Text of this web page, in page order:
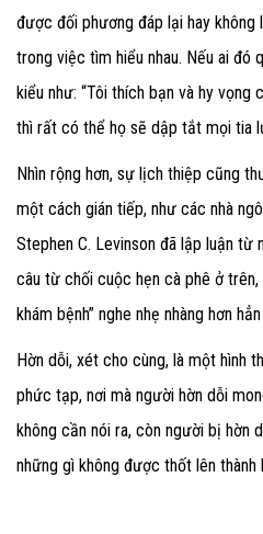
được đối phương đáp lại hay không
trong việc tìm hiểu nhau. Nếu ai đó
kiểu như: “Tôi thích bạn và hy vọng
thì rất có thể họ sẽ dập tắt mọi tia
Nhìn rộng hơn, sự lịch thiệp cũng
một cách gián tiếp, như các nhà
Stephen C. Levinson đã lập luận từ
câu từ chối cuộc hẹn cà phê ở
khám bệnh” nghe nhẹ nhàng hơn
Hờn dỗi, xét cho cùng, là một hình
phức tạp, nơi mà người hờn dỗi
không cần nói ra, còn người bị hờn
những gì không được thốt lên thành